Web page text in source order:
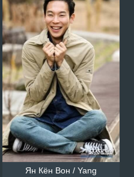
Ян Кён Вон / Yang